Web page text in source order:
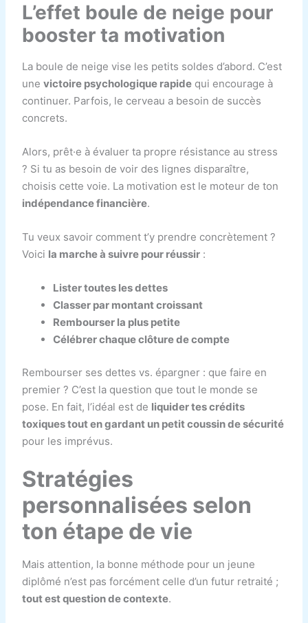
L’effet boule de neige pour
booster ta motivation
La boule de neige vise les petits soldes d’abord. C’est
unevictoire psychologique rapide qui encourage à
continuer. Parfois, le cerveau a besoin de succès
concrets.
Alors, prêt·e à évaluer ta propre résistance au stress
? Si tu as besoin de voir des lignes disparaître,
choisis cette voie. La motivation est le moteur de ton
indépendance financière.
Tu veux savoir comment t’y prendre concrètement ?
Voici la marche à suivre pour réussir :
Lister toutes les dettes
Classer par montant croissant
Rembourser la plus petite
Célébrer chaque clôture de compte
Rembourser ses dettes vs. épargner : que faire en
premier ? C’est la question que tout le monde se
pose. En fait, l’idéal est de liquider tes crédits
toxiques tout en gardant un petit coussin de sécurité
pour les imprévus.
Stratégies
personnalisées selon
ton étape de vie
Mais attention, la bonne méthode pour un jeune
diplômé n’est pas forcément celle d’un futur retraité ;
tout est question de contexte.